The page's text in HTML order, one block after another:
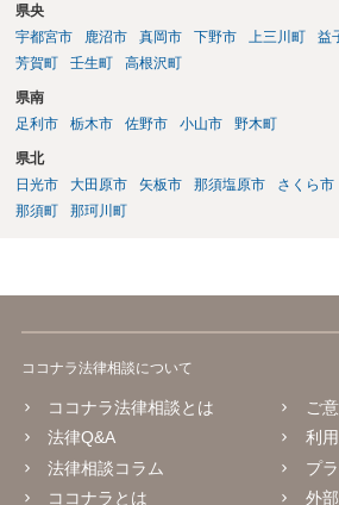
県央
宇都宮市
鹿沼市 真岡市 下野市 上三川町 益
芳賀町
壬生町 高根沢町
県南
足利市
栃木市 佐野市 小山市 野木町
県北
日光市
大田原市 矢板市 那須塩原市 さくら市
那須町
那珂川町
ココナラ法律相談について
ココナラ法律相談とは
法律Q&A
法律相談コラム
ココナラとは
ご
利
プ
外